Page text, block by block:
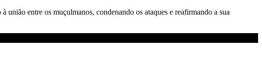
união entre os muçulmanos, condenando os ataques e reafirmando a sua